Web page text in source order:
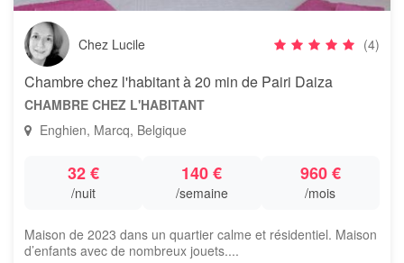
Chez Lucile (4)
Chambre chez l'habitant à 20 min de Pairi Daiza
CHAMBRE CHEZ L'HABITANT
Enghien, Marcq, Belgique
32 €
/nuit
140 €
/semaine
960 €
/mois
Maison de 2023 dans un quartier calme et résidentiel. Maison
d’enfants avec de nombreux jouets....